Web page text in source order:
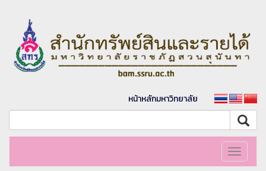
หน้าหลักมหาวิทยาลัย
Toggle